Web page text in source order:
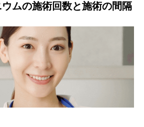
ムの施術回数と施術の間隔